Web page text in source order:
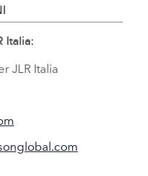
Italia:
JLR Italia